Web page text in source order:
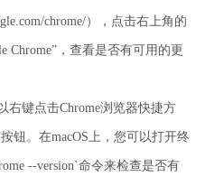
chrome/），点击右上角的
Chrome”，查看是否有可用的更
右键点击Chrome浏览器快捷方
钮。在macOS上，您可以打开终
--version`命令来检查是否有